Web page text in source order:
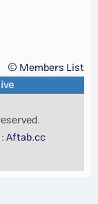
Members List ©
Aftab.cc